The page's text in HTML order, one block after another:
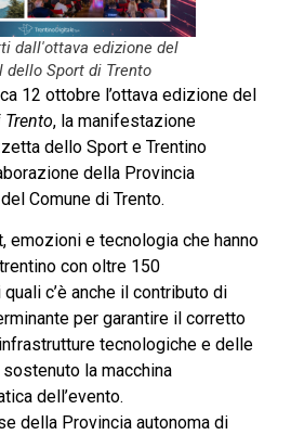
dall'ottava edizione del
dello Sport di Trento
12 ottobre l’ottava edizione del
, la manifestazione
dello Sport e Trentino
della Provincia
Comune di Trento.
emozioni e tecnologia che hanno
con oltre 150
c’è anche il contributo di
per garantire il corretto
tecnologiche e delle
la macchina
dell’evento.
della Provincia autonoma di